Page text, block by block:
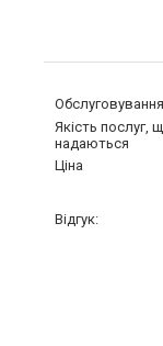
Обслуговування
Якість послуг,
надаються
Ціна
Відгук: